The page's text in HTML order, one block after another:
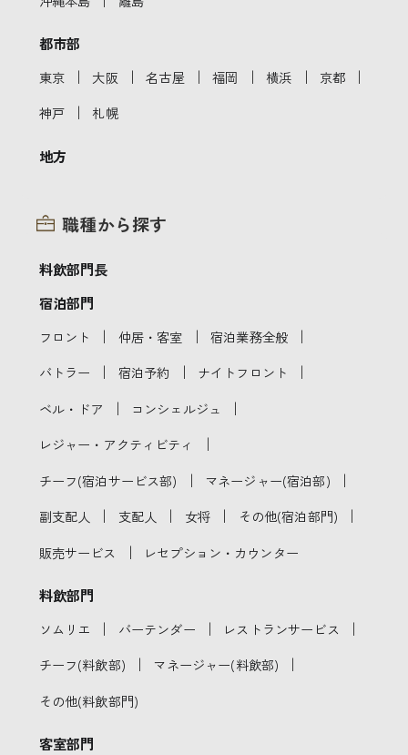
都市部
東京 ｜ 大阪 ｜ 名古屋 ｜ 福岡 ｜ 横浜 ｜ 京都 ｜
神戸 ｜ 札幌
地方
職種から探す
料飲部門長
宿泊部門
フロント ｜ 仲居・客室 ｜ 宿泊業務全般 ｜
バトラー ｜ 宿泊予約 ｜ ナイトフロント ｜
ベル・ドア ｜ コンシェルジュ ｜
レジャー・アクティビティ ｜
チーフ(宿泊サービス部) ｜ マネージャー(宿泊部) ｜
副支配人 ｜ 支配人 ｜ 女将 ｜ その他(宿泊部門) ｜
販売サービス ｜ レセプション・カウンター
料飲部門
ソムリエ ｜ バーテンダー ｜ レストランサービス ｜
チーフ(料飲部) ｜ マネージャー(料飲部) ｜
その他(料飲部門)
客室部門